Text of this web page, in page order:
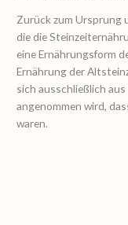
Zurück zum Ursprung
die die
eine Ernährungsform
Ernährung der
sich ausschließlich
angenommen wird,
waren.